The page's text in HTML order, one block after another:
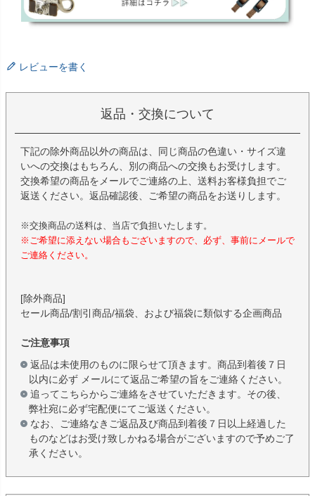
レビューを書く
返品・交換について
下記の除外商品以外の商品は、同じ商品の色違い・サイズ違
いへの交換はもちろん、別の商品への交換もお受けします。
交換希望の商品をメールでご連絡の上、送料お客様負担でご
返送ください。返品確認後、ご希望の商品をお送りします。
※交換商品の送料は、当店で負担いたします。
※ご希望に添えない場合もございますので、必ず、事前にメールで
ご連絡ください。
[除外商品]
セール商品/割引商品/福袋、および福袋に類似する企画商品
ご注意事項
返品は未使用のものに限らせて頂きます。商品到着後７日
以内に必ず メールにて返品ご希望の旨をご連絡ください。
追ってこちらからご連絡をさせていただきます。その後、
弊社宛に必ず宅配便にてご返送ください。
なお、ご連絡なきご返品及び商品到着後７日以上経過した
ものなどはお受け致しかねる場合がございますので予めご了
承ください。